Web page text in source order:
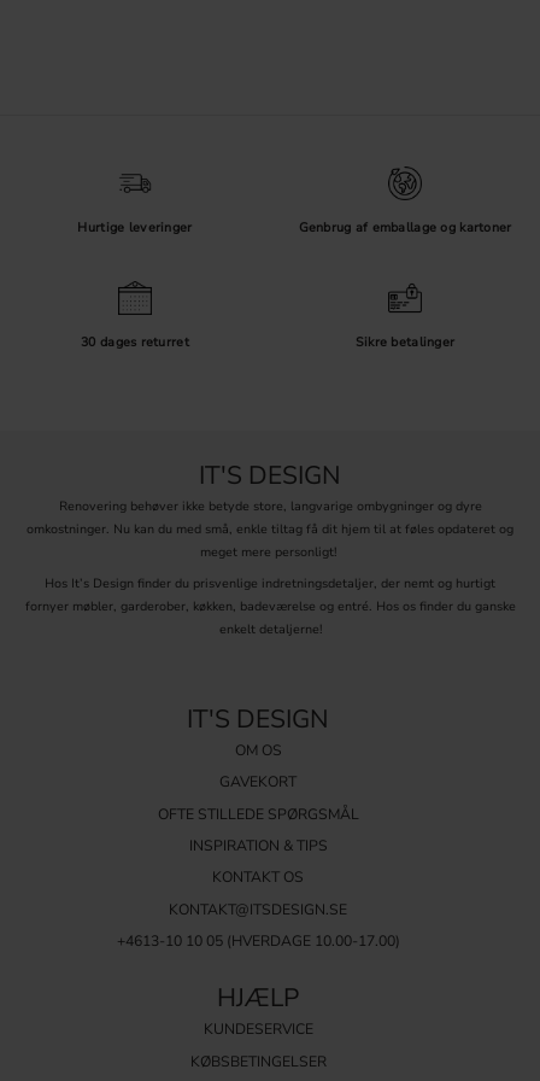
Hurtige leveringer Genbrug af emballage og kartoner
30 dages returret Sikre betalinger
IT'S DESIGN
Renovering behøver ikke betyde store, langvarige ombygninger og dyre
omkostninger. Nu kan du med små, enkle tiltag få dit hjem til at føles opdateret og
meget mere personligt!
Hos It’s Design finder du prisvenlige indretningsdetaljer, der nemt og hurtigt
fornyer møbler, garderober, køkken, badeværelse og entré. Hos os finder du ganske
enkelt detaljerne!
IT'S DESIGN
OM OS
GAVEKORT
OFTE STILLEDE SPØRGSMÅL
INSPIRATION & TIPS
KONTAKT OS
KONTAKT@ITSDESIGN.SE
+4613-10 10 05 (HVERDAGE 10.00-17.00)
HJÆLP
KUNDESERVICE
KØBSBETINGELSER